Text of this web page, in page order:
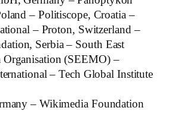
– Politiscope, Croatia –
– Proton, Switzerland –
Serbia – South East
Organisation (SEEMO) –
– Tech Global Institute
– Wikimedia Foundation